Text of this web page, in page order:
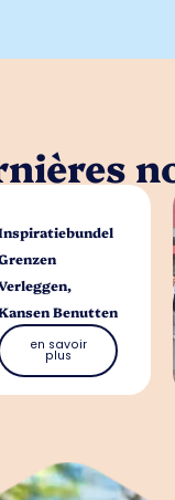
Benutten
en savoir
plus